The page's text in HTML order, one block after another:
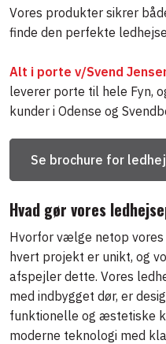
Vores produkter sikrer
finde den perfekte
Alt i porte v/Svend
leverer porte til hele Fyn,
kunder i Odense og
Se brochure for
Hvad gør vores
Hvorfor vælge netop
hvert projekt er unikt, og
afspejler dette. Vores
med indbygget dør, er
funktionelle og æstetiske
moderne teknologi med